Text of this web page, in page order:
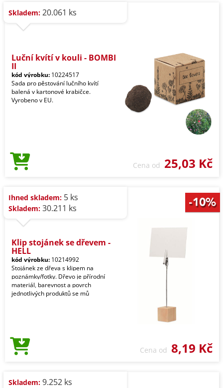
Skladem: 20.061 ks
Luční kvítí v kouli - BOMBI
II
kód výrobku: 10224517
Sada pro pěstování lučního kvítí
balená v kartonové krabičce.
Vyrobeno v EU.
Cena od 25,03 Kč
Ihned skladem: 5 ks
Skladem: 30.211 ks
Klip stojánek se dřevem -
HELL
kód výrobku: 10214992
Stojánek ze dřeva s klipem na
poznámky/fotky. Dřevo je přírodní
materiál, barevnost a povrch
jednotlivých produktů se mů
Cena od 8,19 Kč
Skladem: 9.252 ks